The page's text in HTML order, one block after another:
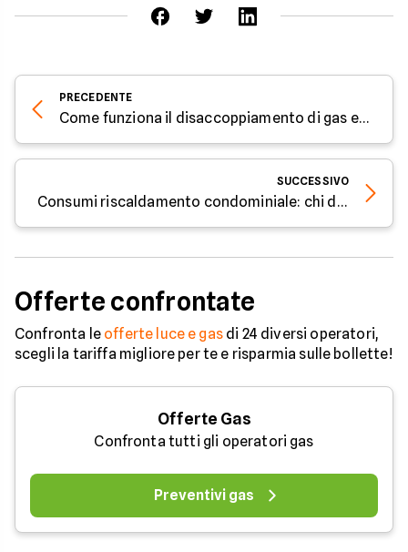
PRECEDENTE
Come funziona il disaccoppiamento di gas ed elettricità
SUCCESSIVO
Consumi riscaldamento condominiale: chi deve vigilare?
Offerte confrontate
Confronta le offerte luce e gasdi 24 diversi operatori,
scegli la tariffa migliore per te e risparmia sulle bollette!
Offerte Gas
Confronta tutti gli operatori gas
Preventivi gas